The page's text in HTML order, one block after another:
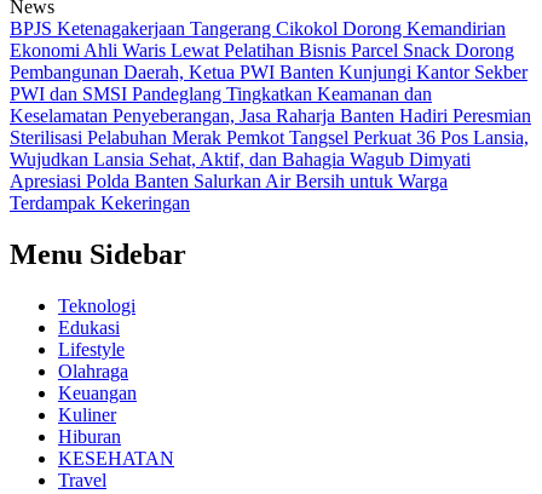
News
BPJS Ketenagakerjaan Tangerang Cikokol Dorong Kemandirian
Ekonomi Ahli Waris Lewat Pelatihan Bisnis Parcel Snack Dorong
Pembangunan Daerah, Ketua PWI Banten Kunjungi Kantor Sekber
PWI dan SMSI Pandeglang Tingkatkan Keamanan dan
Keselamatan Penyeberangan, Jasa Raharja Banten Hadiri Peresmian
Sterilisasi Pelabuhan Merak Pemkot Tangsel Perkuat 36 Pos Lansia,
Wujudkan Lansia Sehat, Aktif, dan Bahagia Wagub Dimyati
Apresiasi Polda Banten Salurkan Air Bersih untuk Warga
Terdampak Kekeringan
Menu Sidebar
Teknologi
Edukasi
Lifestyle
Olahraga
Keuangan
Kuliner
Hiburan
KESEHATAN
Travel